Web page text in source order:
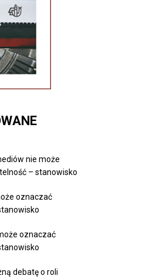
nie może
– stanowisko
oznaczać
oznaczać
debatę o roli